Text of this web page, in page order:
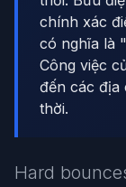
chính xác
có nghĩa là
Công việc
đến các địa
thời.
Hard